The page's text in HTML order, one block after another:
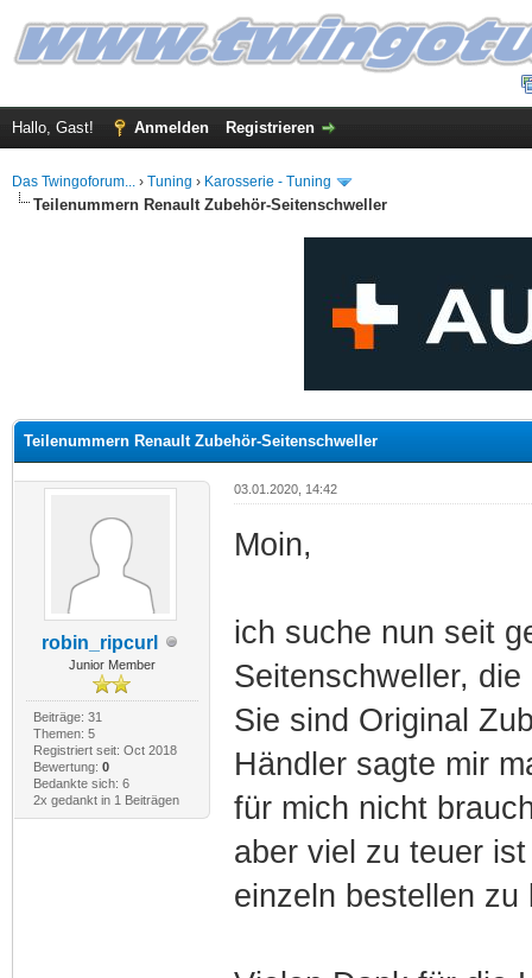
Hallo, Gast! Anmelden Registrieren
Das Twingoforum... › Tuning › Karosserie - Tuning
Teilenummern Renault Zubehör-Seitenschweller
Teilenummern Renault Zubehör-Seitenschweller
robin_ripcurl
Junior Member
Beiträge: 31
Themen: 5
Registriert seit: Oct 2018
Bewertung: 0
Bedankte sich: 6
2x gedankt in 1 Beiträgen
03.01.2020, 14:42
Moin,
ich suche nun seit
Seitenschweller,
Sie sind Original
Händler sagte mir
für mich nicht
aber viel zu teuer
einzeln bestellen zu